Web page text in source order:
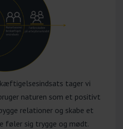
Uddannelse
tager vi
naturen som et positivt
relationer og skabe et
føler sig trygge og mødt.